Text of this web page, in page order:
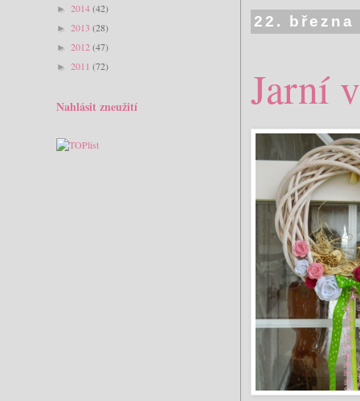
22. března
Jarní
► 2014(42)
► 2013 (28)
► 2012(47)
► 2011 (72)
Nahlásit zneužití